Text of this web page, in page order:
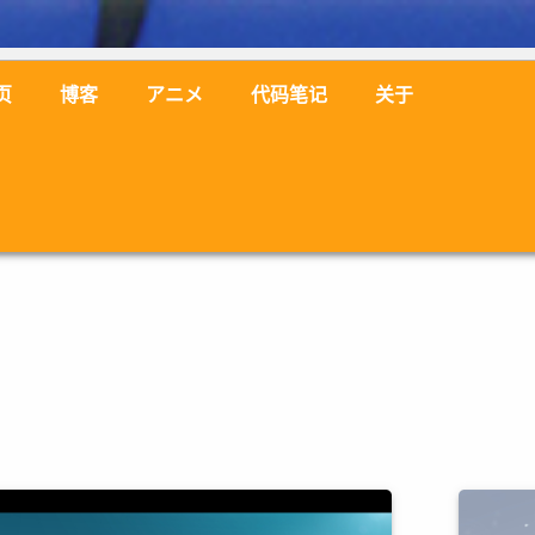
博客 アニメ 代码笔记 关于